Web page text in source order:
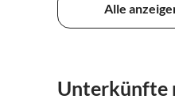
Alle
Unterkünfte